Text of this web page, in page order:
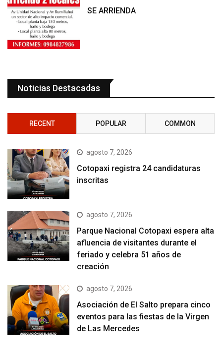
SE ARRIENDA
Noticias Destacadas
RECENT POPULAR COMMON
agosto 7, 2026
Cotopaxi registra 24 candidaturas
inscritas
agosto 7, 2026
Parque Nacional Cotopaxi espera alta
afluencia de visitantes durante el
feriado y celebra 51 años de
creación
agosto 7, 2026
Asociación de El Salto prepara cinco
eventos para las fiestas de la Virgen
de Las Mercedes